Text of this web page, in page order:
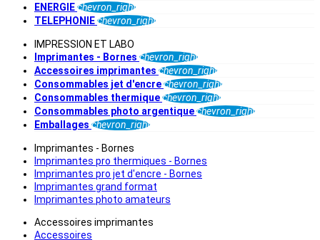
ENERGIEchevron_right
TELEPHONIEchevron_right
IMPRESSION ET LABO
Imprimantes - Bornes chevron_right
Accessoires imprimantes chevron_right
Consommables jet d'encrechevron_right
Consommables thermiquechevron_right
Consommables photo argentiquechevron_right
Emballages chevron_right
Imprimantes - Bornes
Imprimantes pro thermiques - Bornes
Imprimantes pro jet d'encre - Bornes
Imprimantes grand format
Imprimantes photo amateurs
Accessoires imprimantes
Accessoires